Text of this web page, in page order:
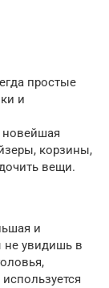
простые
и
корзины,
вещи.
и
не увидишь в